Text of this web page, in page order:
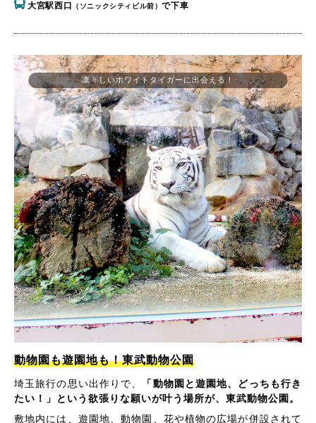
大宮駅西口
（ソニックシティビル前）で下車
凛々しいホワイトタイガーに出会える！
動物園も遊園地も！東武動物公園
埼玉旅行の思い出作りで、
「動物園と遊園地、どっちも行き
たい！」という欲張りな願いが叶う場所が、東武動物公園。
敷地内には、遊園地、動物園、花や植物の広場が併設されて